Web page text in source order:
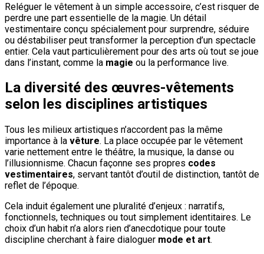
Reléguer le vêtement à un simple accessoire, c’est risquer de
perdre une part essentielle de la magie. Un détail
vestimentaire conçu spécialement pour surprendre, séduire
ou déstabiliser peut transformer la perception d’un spectacle
entier. Cela vaut particulièrement pour des arts où tout se joue
dans l’instant, comme la magie ou la performance live.
La diversité des œuvres-vêtements
selon les disciplines artistiques
Tous les milieux artistiques n’accordent pas la même
importance à la vêture. La place occupée par le vêtement
varie nettement entre le théâtre, la musique, la danse ou
l’illusionnisme. Chacun façonne ses propres codes
vestimentaires, servant tantôt d’outil de distinction, tantôt de
reflet de l’époque.
Cela induit également une pluralité d’enjeux : narratifs,
fonctionnels, techniques ou tout simplement identitaires. Le
choix d’un habit n’a alors rien d’anecdotique pour toute
discipline cherchant à faire dialoguer mode et art.